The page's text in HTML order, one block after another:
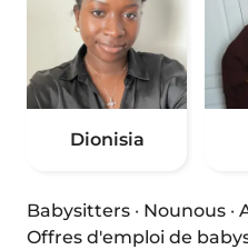
Dionisia
Babysitters · Nounous ·
Offres d'emploi de